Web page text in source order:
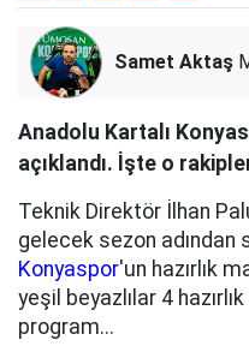
Samet Aktaş
Anadolu Kartalı
açıklandı. İşte o
Teknik Direktör İlhan
gelecek sezon
Konyaspor'un hazırlık
yeşil beyazlılar 4
program...